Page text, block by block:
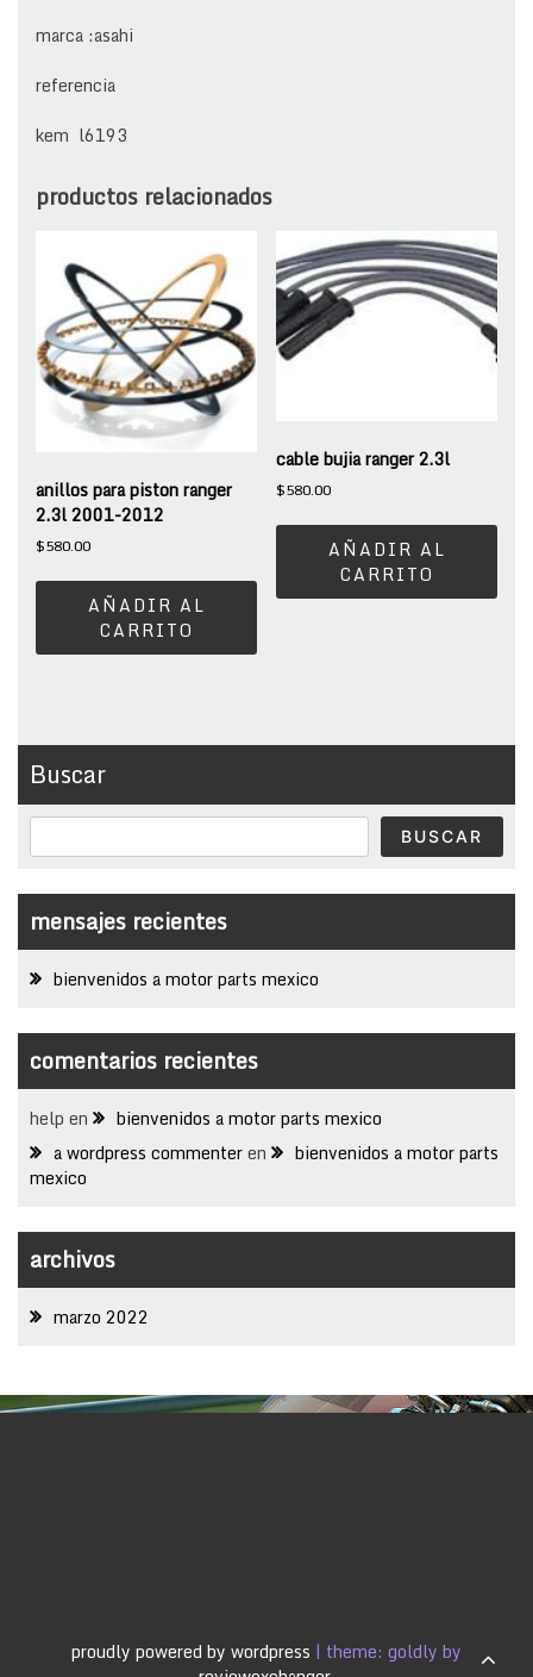
marca :asahi
referencia
kem l6193
productos relacionados
anillos para piston ranger
2.3l 2001-2012
$580.00
AÑADIR AL
CARRITO
cable bujia ranger 2.3l
$580.00
AÑADIR AL
CARRITO
Buscar
BUSCAR
mensajes recientes
bienvenidos a motor parts mexico
comentarios recientes
help en
bienvenidos a motor parts mexico
a wordpress commenteren
bienvenidos a motor parts
mexico
archivos
marzo 2022
proudly powered by wordpress | theme: goldly by